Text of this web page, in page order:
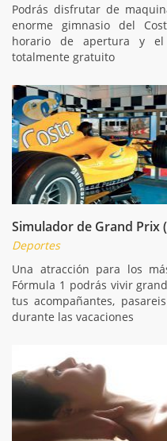
Podrás disfrutar de
enorme gimnasio del
horario de apertura y
totalmente gratuito
Simulador de Grand Prix
Deportes
Una atracción para los
Fórmula 1 podrás vivir
tus acompañantes,
durante las vacaciones